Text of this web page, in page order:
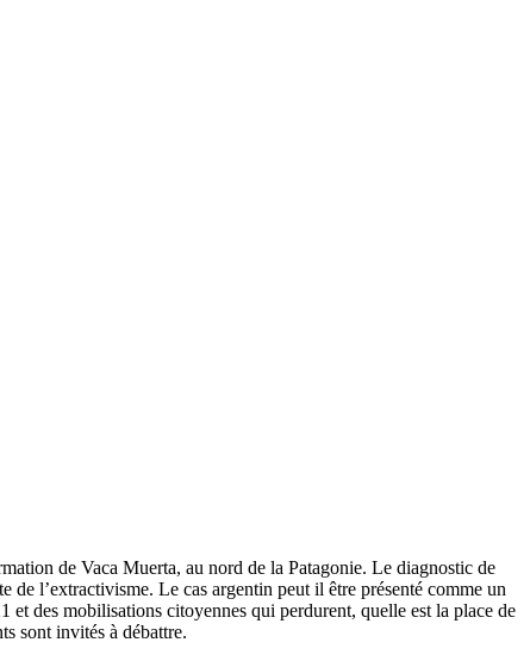
de Vaca Muerta, au nord de la Patagonie. Le diagnostic de
l’extractivisme. Le cas argentin peut il être présenté comme un
et des mobilisations citoyennes qui perdurent, quelle est la place de
sont invités à débattre.